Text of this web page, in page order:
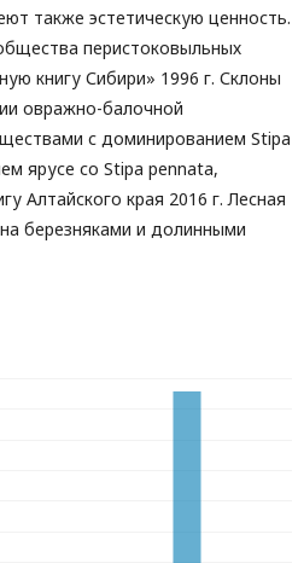
также эстетическую ценность.
перистоковыльных
книгу Сибири» 1996 г. Склоны
овражно-балочной
с доминированием Stipa
ярусе со Stipa pennata,
Алтайского края 2016 г. Лесная
березняками и долинными